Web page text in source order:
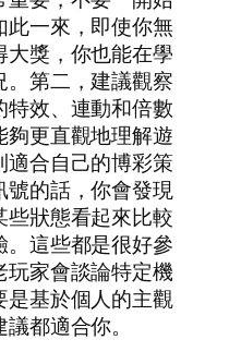
一來，即使你無
獎，你也能在學
第二，建議觀察
效、連動和倍數
更直觀地理解遊
適合自己的博彩策
的話，你會發現
狀態看起來比較
這些都是很好參
家會談論特定機
是基於個人的主觀
都適合你。